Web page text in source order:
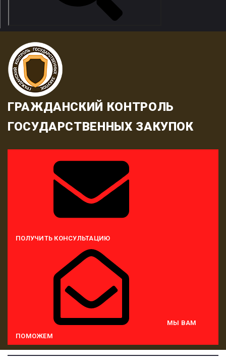
ГРАЖДАНСКИЙ КОНТРОЛЬ
ГОСУДАРСТВЕННЫХ ЗАКУПОК
ПОЛУЧИТЬ КОНСУЛЬТАЦИЮ
МЫ ВАМ
ПОМОЖЕМ